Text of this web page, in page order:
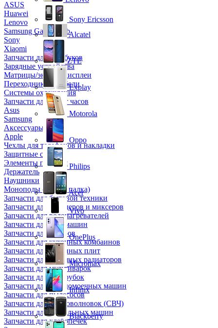
ASUS
Huawei
Lenovo
Samsung Galaxy Tab
Sony
Xiaomi
Запчасти для ноутбуков
Зарядные устройства
Матрицы/экраны/дисплеи
Переходники и кабели
Системы охлаждения
Запчасти для смарт часов
Asus
Samsung
Аксессуары
Apple
Чехлы для телефонов и накладки
Защитные стекла
Элементы питания
Держатель
Наушники
Моноподы (Селфи палка)
Запчасти для бытовой техники
Запчасти для блендеров и миксеров
Запчасти для водонагревателей
Запчасти для кофемашин
Запчасти для кулеров
Запчасти для кухонных комбаинов
Запчасти для кухонных плит
Запчасти для масляных радиаторов
Запчасти для мультиварок
Запчасти для мясорубок
Запчасти для посудомоечных машин
Запчасти для пылесосов
Запчасти для микроволновок (СВЧ)
Запчасти для стиральных машин
Запчасти для хлебопечек
Sony Ericsson
Alcatel
ZTE
Explay
Motorola
Oppo
Philips
Acer
Vivo
OnePlus
Micromax
Infinix
Blackberry